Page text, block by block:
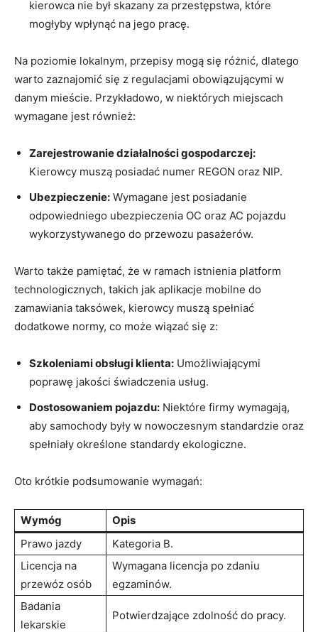
kierowca nie był skazany za przestępstwa, które
mogłyby wpłynąć na jego pracę.
Na poziomie lokalnym, przepisy mogą się różnić, dlatego
warto zaznajomić się z regulacjami obowiązującymi w
danym mieście. Przykładowo, w niektórych miejscach
wymagane jest również:
Zarejestrowanie działalności gospodarczej:
Kierowcy muszą posiadać numer REGON oraz NIP.
Ubezpieczenie: Wymagane jest posiadanie
odpowiedniego ubezpieczenia OC oraz AC pojazdu
wykorzystywanego do przewozu pasażerów.
Warto także pamiętać, że w ramach istnienia platform
technologicznych, takich jak aplikacje mobilne do
zamawiania taksówek, kierowcy muszą spełniać
dodatkowe normy, co może wiązać się z:
Szkoleniami obsługi klienta: Umożliwiającymi
poprawę jakości świadczenia usług.
Dostosowaniem pojazdu: Niektóre firmy wymagają,
aby samochody były w nowoczesnym standardzie oraz
spełniały określone standardy ekologiczne.
Oto krótkie podsumowanie wymagań:
Wymóg
Opis
Prawo jazdy
Kategoria B.
Licencja na
przewóz osób
Wymagana licencja po zdaniu
egzaminów.
Badania
lekarskie
Potwierdzające zdolność do pracy.